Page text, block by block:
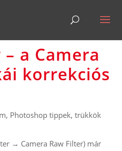
a Camera
korrekciós
, Photoshop tippek, trükkök
→ Camera Raw Filter) már